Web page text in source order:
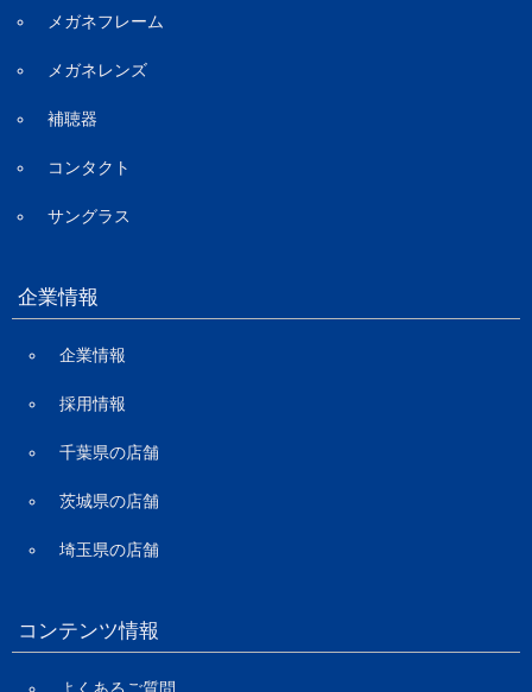
メガネフレーム
メガネレンズ
補聴器
コンタクト
サングラス
企業情報
企業情報
採用情報
千葉県の店舗
茨城県の店舗
埼玉県の店舗
コンテンツ情報